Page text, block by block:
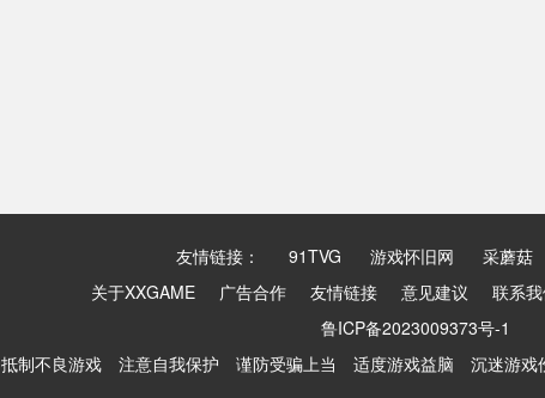
友情链接： 91TVG 游戏怀旧网 采蘑菇
关于XXGAME
广告合作 友情链接 意见建议 联系
鲁ICP备2023009373号-1
抵制不良游戏 注意自我保护 谨防受骗上当 适度游戏益脑 沉迷游